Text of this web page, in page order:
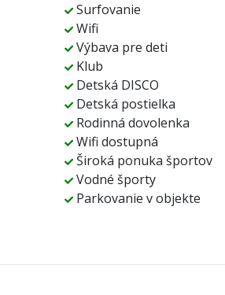
Surfovanie
Wifi
Výbava pre deti
Klub
Detská DISCO
Detská postielka
Rodinná dovolenka
Wifi dostupná
Široká ponuka športov
Vodné športy
Parkovanie v objekte